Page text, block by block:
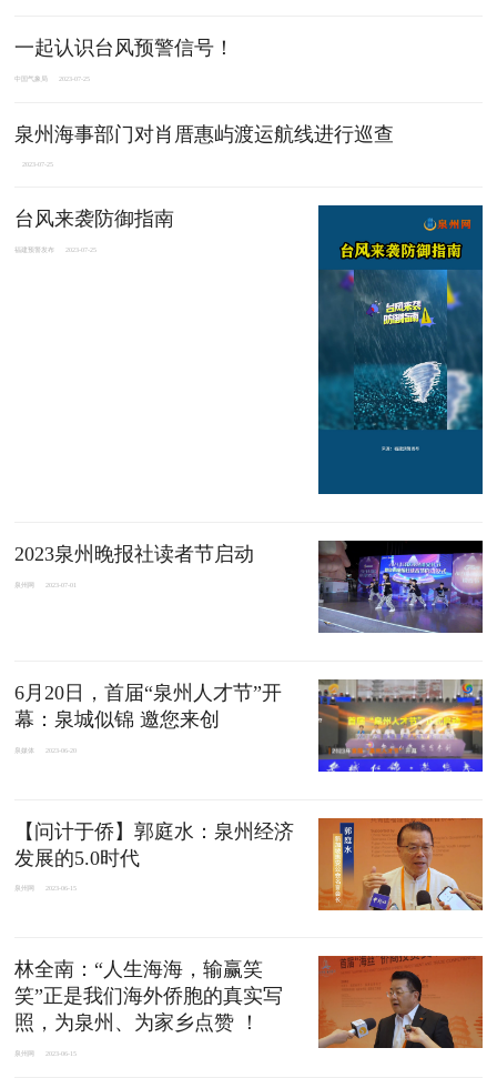
一起认识台风预警信号！
中国气象局 2023-07-25
泉州海事部门对肖厝惠屿渡运航线进行巡查
2023-07-25
台风来袭防御指南
福建预警发布 2023-07-25
2023泉州晚报社读者节启动
泉州网 2023-07-01
6月20日，首届“泉州人才节”开
幕：泉城似锦 邀您来创
泉媒体 2023-06-20
【问计于侨】郭庭水：泉州经济
发展的5.0时代
泉州网 2023-06-15
林全南：“人生海海，输赢笑
笑”正是我们海外侨胞的真实写
照，为泉州、为家乡点赞 ！
泉州网 2023-06-15